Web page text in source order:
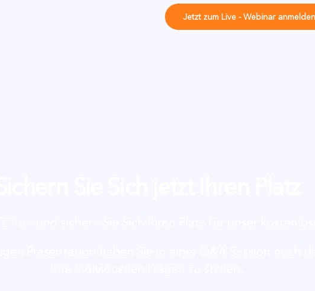
Jetzt zum Live - Webinar anmelden